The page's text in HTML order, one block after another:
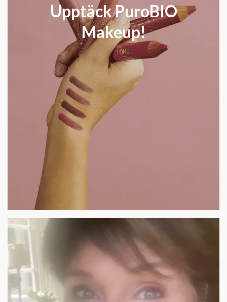
Upptäck PuroBIO
Makeup!